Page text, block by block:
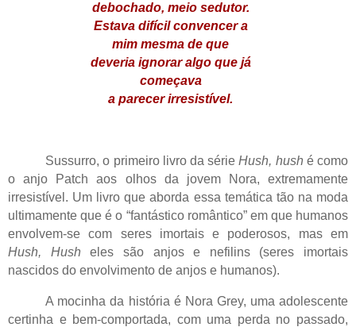
debochado, meio sedutor.
Estava difícil convencer a
mim mesma de que
deveria ignorar algo que já
começava
a parecer irresistível.
Sussurro, o primeiro livro da sérieHush, hush é como
o anjo Patch aos olhos da jovem Nora, extremamente
irresistível. Um livro que aborda essa temática tão na moda
ultimamente que é o “fantástico romântico” em que humanos
envolvem-se com seres imortais e poderosos, mas em
Hush, Hush eles são anjos e nefilins (seres imortais
nascidos do envolvimento de anjos e humanos).
A mocinha da história é Nora Grey, uma adolescente
certinha e bem-comportada, com uma perda no passado,